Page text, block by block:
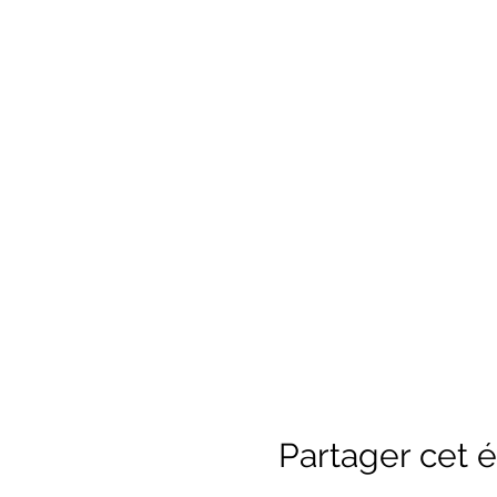
Partager cet